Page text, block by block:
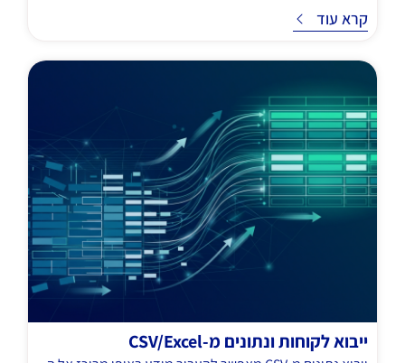
קרא עוד
ייבוא לקוחות ונתונים מ-CSV/Excel